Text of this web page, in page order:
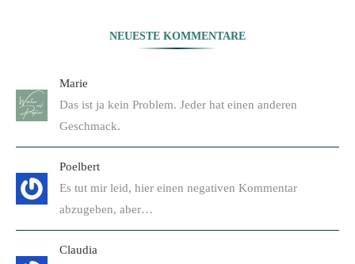
NEUESTE KOMMENTARE
Marie
Das ist ja kein Problem. Jeder hat einen anderen
Geschmack.
Poelbert
Es tut mir leid, hier einen negativen Kommentar
abzugeben, aber…
Claudia